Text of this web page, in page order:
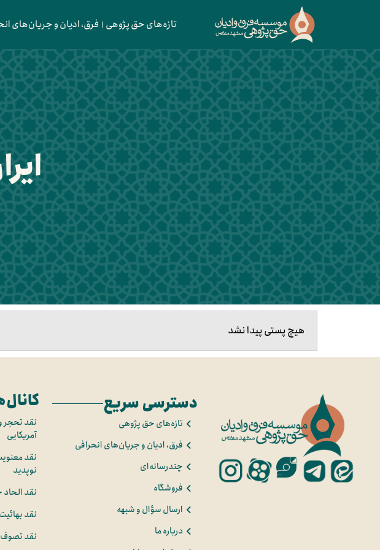
تازه‌های حق پژوهی فرق، ادیان و جریان‌های
هیچ پستی پیدا نشد
دسترسی سریع
تازه‌های حق پژوهی
فرق، ادیان و جریان‌های انحرافی
چندرسانه‌ای
فروشگاه
ارسال سؤال و شبهه
درباره ما
نقد تحجر
آمریکایی
نقد
نوپدید
نقد
نقد بهائیت
نقد تصوف